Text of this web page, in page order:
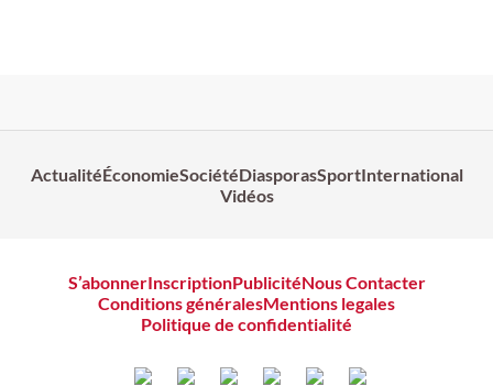
ActualitéÉconomieSociétéDiasporasSportInternational
Vidéos
S’abonnerInscriptionPublicitéNous Contacter
Conditions généralesMentions legales
Politique de confidentialité